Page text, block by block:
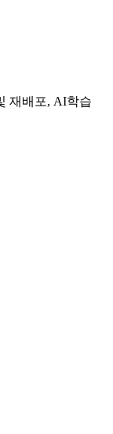
재배포, AI학습